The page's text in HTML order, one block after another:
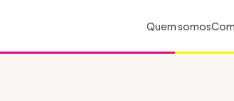
Quem somos